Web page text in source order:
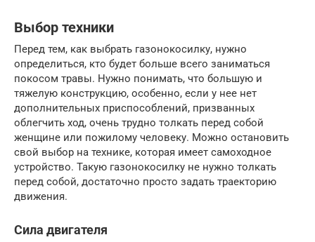
Выбор техники
Перед тем, как выбрать газонокосилку, нужно
определиться, кто будет больше всего заниматься
покосом травы. Нужно понимать, что большую и
тяжелую конструкцию, особенно, если у нее нет
дополнительных приспособлений, призванных
облегчить ход, очень трудно толкать перед собой
женщине или пожилому человеку. Можно остановить
свой выбор на технике, которая имеет самоходное
устройство. Такую газонокосилку не нужно толкать
перед собой, достаточно просто задать траекторию
движения.
Сила двигателя